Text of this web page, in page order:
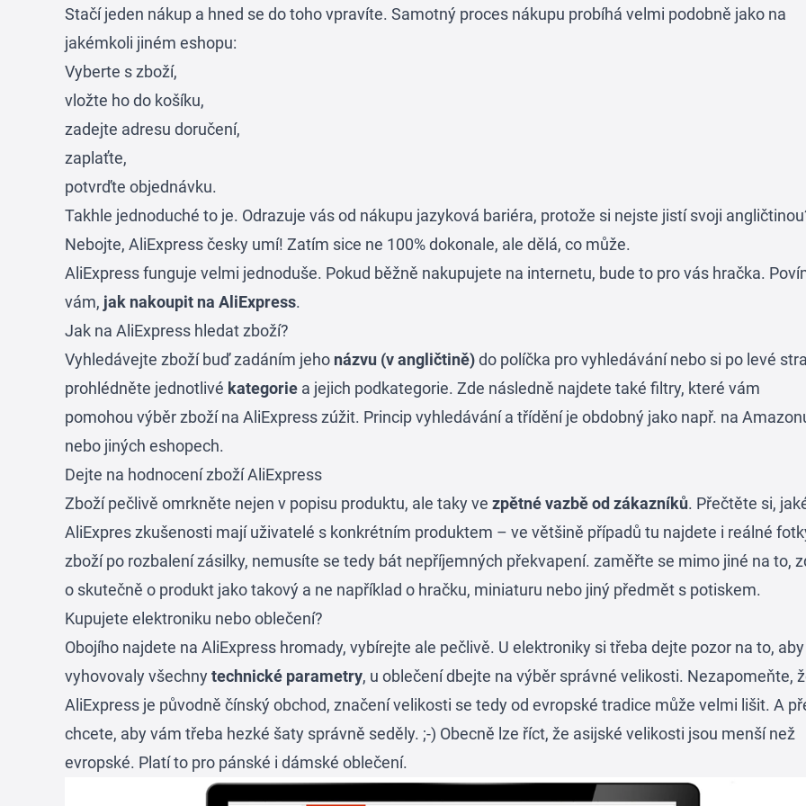
Stačí jeden nákup a hned se do toho vpravíte. Samotný proces nákupu probíhá velmi podobně jako na
jakémkoli jiném eshopu:
Vyberte s zboží,
vložte ho do košíku,
zadejte adresu doručení,
zaplaťte,
potvrďte objednávku.
Takhle jednoduché to je. Odrazuje vás od nákupu jazyková bariéra, protože si nejste jistí svoji
Nebojte, AliExpress česky umí! Zatím sice ne 100% dokonale, ale dělá, co může.
AliExpress funguje velmi jednoduše. Pokud běžně nakupujete na internetu, bude to pro vás hračka.
vám, jak nakoupit na AliExpress.
Jak na AliExpress hledat zboží?
Vyhledávejte zboží buď zadáním jeho názvu (v angličtině)do políčka pro vyhledávání nebo si po levé
prohlédněte jednotlivé kategorie a jejich podkategorie. Zde následně najdete také filtry, které vám
pomohou výběr zboží na AliExpress zúžit. Princip vyhledávání a třídění je obdobný jako např. na
nebo jiných eshopech.
Dejte na hodnocení zboží AliExpress
Zboží pečlivě omrkněte nejen v popisu produktu, ale taky ve zpětné vazbě od zákazníků. Přečtěte si,
AliExpres zkušenosti mají uživatelé s konkrétním produktem – ve většině případů tu najdete i reálné
zboží po rozbalení zásilky, nemusíte se tedy bát nepříjemných překvapení. zaměřte se mimo jiné na to,
o skutečně o produkt jako takový a ne například o hračku, miniaturu nebo jiný předmět s potiskem.
Kupujete elektroniku nebo oblečení?
Obojího najdete na AliExpress hromady, vybírejte ale pečlivě. U elektroniky si třeba dejte pozor na to,
vyhovovaly všechnytechnické parametry, u oblečení dbejte na výběr správné velikosti. Nezapomeňte,
AliExpress je původně čínský obchod, značení velikosti se tedy od evropské tradice může velmi lišit. A
chcete, aby vám třeba hezké šaty správně seděly. ;-) Obecně lze říct, že asijské velikosti jsou menší než
evropské. Platí to pro pánské i dámské oblečení.